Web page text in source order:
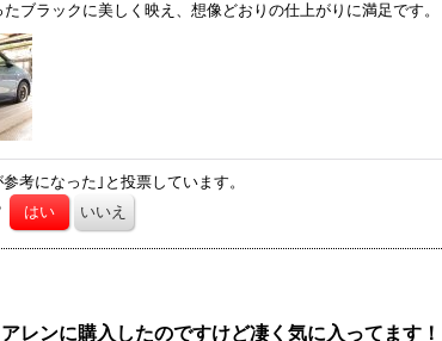
ブラックに美しく映え、想像どおりの仕上がりに満足です。
考になった｣と投票しています。
レンに購入したのですけど凄く気に入ってます！